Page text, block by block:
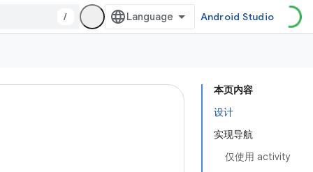
/ Android Studio
本页内容
设计
实现导航
仅使用 activity